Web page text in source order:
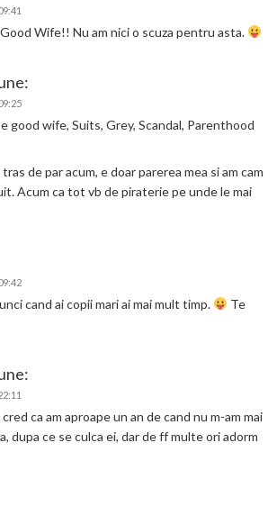
Wife!! Nu am nici o scuza pentru asta.
good wife, Suits, Grey, Scandal, Parenthood
de par acum, e doar parerea mea si am cam
Acum ca tot vb de piraterie pe unde le mai
cand ai copii mari ai mai mult timp.
Te
ca am aproape un an de cand nu m-am mai
dupa ce se culca ei, dar de ff multe ori adorm